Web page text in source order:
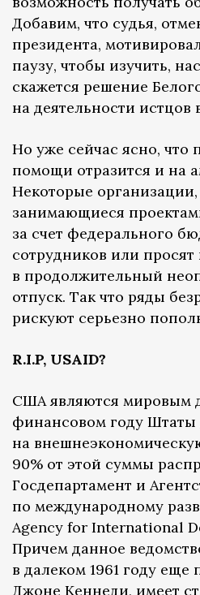
Добавим, что судья,
президента,
паузу, чтобы изучить,
скажется решение
на деятельности
Но уже сейчас ясно, что
помощи отразится и на
Некоторые
занимающиеся
за счет федерального
сотрудников или просят
в продолжительный
отпуск. Так что ряды
рискуют серьезно
R.I.P, USAID?
США являются мировым
финансовом году Штаты
на
90% от этой суммы
Госдепартамент и
по международному
Agency for International
Причем данное
в далеком 1961 году
Джоне Кеннеди, имеет